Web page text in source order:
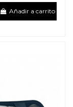
Añadir a carrito